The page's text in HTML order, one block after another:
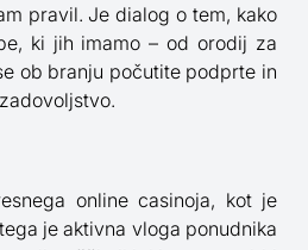
pravil. Je dialog o tem, kako
ki jih imamo – od orodij za
ob branju počutite podprte in
online casinoja, kot je
je aktivna vloga ponudnika